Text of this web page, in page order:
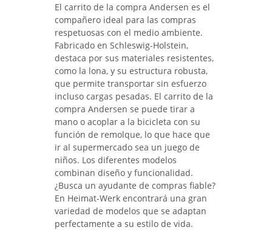
El carrito de la compra Andersen es el
compañero ideal para las compras
respetuosas con el medio ambiente.
Fabricado en Schleswig-Holstein,
destaca por sus materiales resistentes,
como la lona, y su estructura robusta,
que permite transportar sin esfuerzo
incluso cargas pesadas. El carrito de la
compra Andersen se puede tirar a
mano o acoplar a la bicicleta con su
función de remolque, lo que hace que
ir al supermercado sea un juego de
niños. Los diferentes modelos
combinan diseño y funcionalidad.
¿Busca un ayudante de compras fiable?
En Heimat-Werk encontrará una gran
variedad de modelos que se adaptan
perfectamente a su estilo de vida.